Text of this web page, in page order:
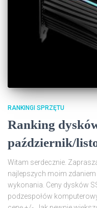
RANKINGI SPRZĘTU
Ranking
październik/
Witam serdecznie.
najlepszych moim
wykonania. Ceny dysków
podzespołów